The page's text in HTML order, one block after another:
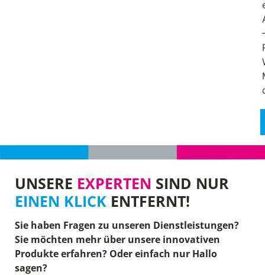
UNSERE EXPERTEN SIND NUR
EINEN KLICK ENTFERNT!
Sie haben Fragen zu unseren Dienstleistungen?
Sie möchten mehr über unsere innovativen
Produkte erfahren? Oder einfach nur Hallo
sagen?